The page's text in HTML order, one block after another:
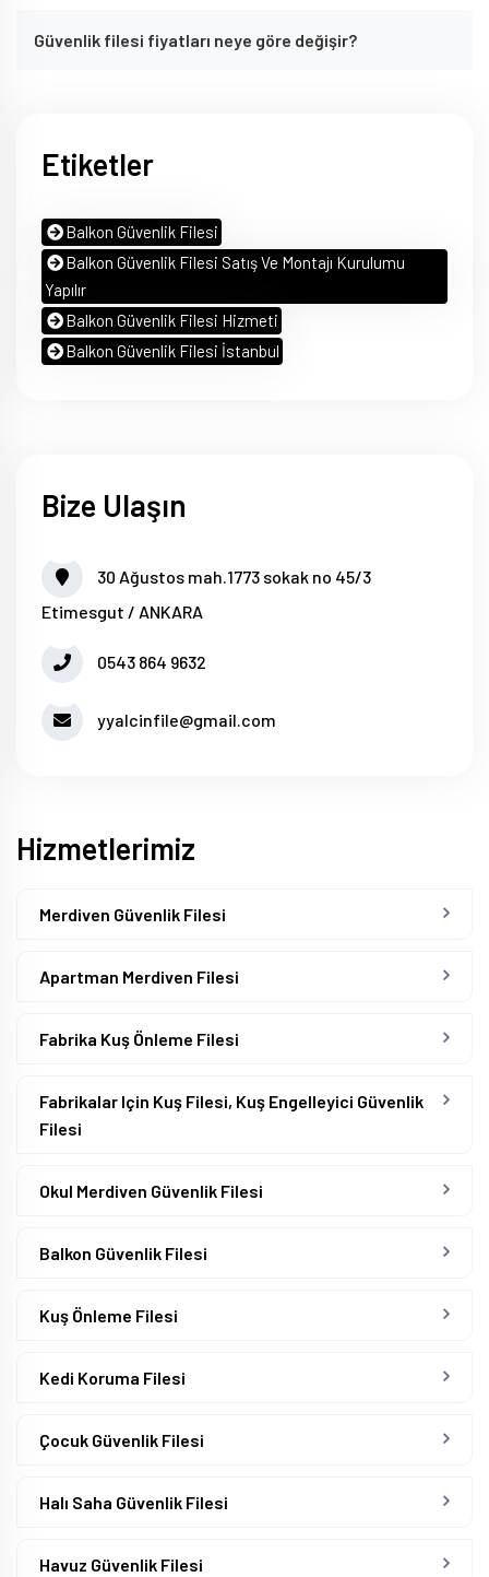
Güvenlik filesi fiyatları neye göre değişir?
Etiketler
Balkon Güvenlik Filesi
Balkon Güvenlik Filesi Satış Ve Montajı Kurulumu
Yapılır
Balkon Güvenlik Filesi Hizmeti
Balkon Güvenlik Filesi İstanbul
Bize Ulaşın
30 Ağustos mah.1773 sokak no 45/3
Etimesgut / ANKARA
0543 864 9632
yyalcinfile@gmail.com
Hizmetlerimiz
Merdiven Güvenlik Filesi
Apartman Merdiven Filesi
Fabrika Kuş Önleme Filesi
Fabrikalar Için Kuş Filesi, Kuş Engelleyici Güvenlik
Filesi
Okul Merdiven Güvenlik Filesi
Balkon Güvenlik Filesi
Kuş Önleme Filesi
Kedi Koruma Filesi
Çocuk Güvenlik Filesi
Halı Saha Güvenlik Filesi
Havuz Güvenlik Filesi